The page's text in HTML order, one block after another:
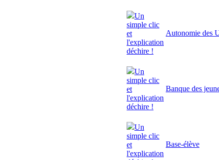
Un
simple clic
et
l'explication
déchire !
Autonomie des
Un
simple clic
et
l'explication
déchire !
Banque des
Un
simple clic
et
l'explication
Base-élève